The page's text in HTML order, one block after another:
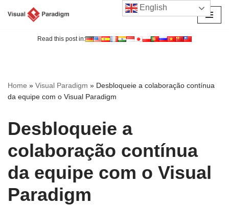
Read this post in:
Home » Visual Paradigm » Desbloqueie a colaboração contínua
da equipe com o Visual Paradigm
Desbloqueie a
colaboração contínua
da equipe com o Visual
Paradigm
English